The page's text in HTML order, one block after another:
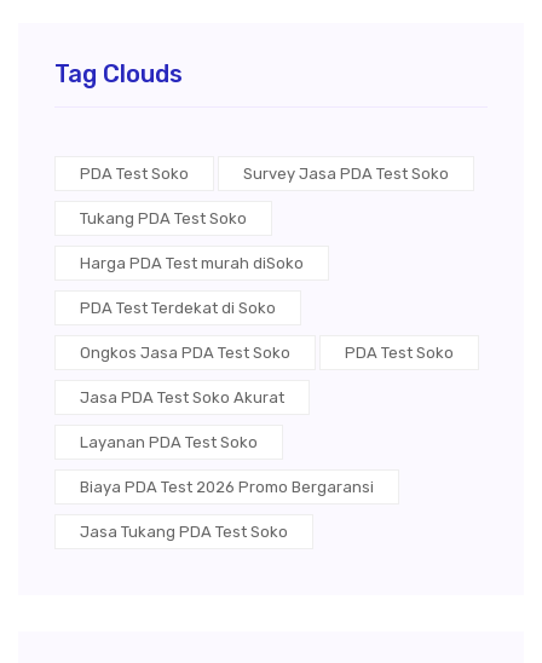
Tag Clouds
PDA Test Soko Survey Jasa PDA Test Soko
Tukang PDA Test Soko
Harga PDA Test murah diSoko
PDA Test Terdekat di Soko
Ongkos Jasa PDA Test Soko PDA Test Soko
Jasa PDA Test Soko Akurat
Layanan PDA Test Soko
Biaya PDA Test 2026 Promo Bergaransi
Jasa Tukang PDA Test Soko